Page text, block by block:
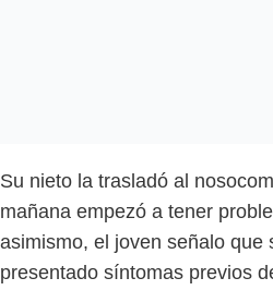
Su nieto la trasladó al
mañana empezó a tener
asimismo, el joven señalo que
presentado síntomas previos